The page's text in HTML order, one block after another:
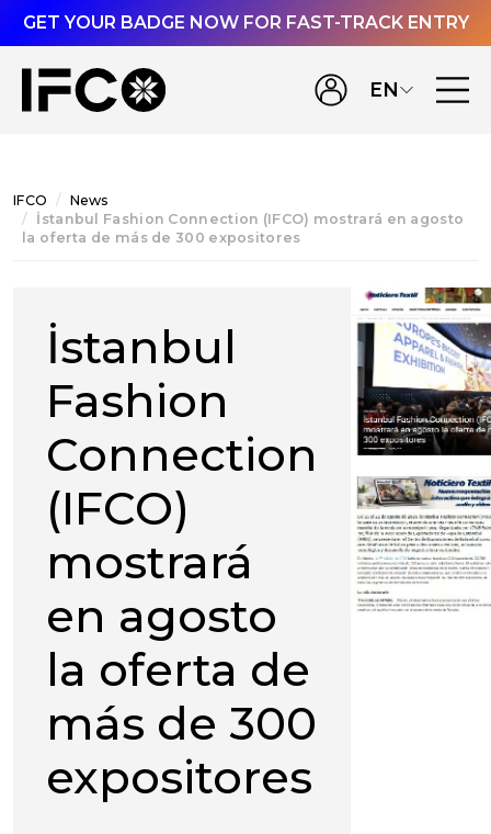
GET YOUR BADGE NOW FOR FAST-TRACK ENTRY
EN
IFCO
News
İstanbul Fashion Connection (IFCO) mostrará en agosto
la oferta de más de 300 expositores
İstanbul
Fashion
Connection
(IFCO)
mostrará
en agosto
la oferta de
más de 300
expositores